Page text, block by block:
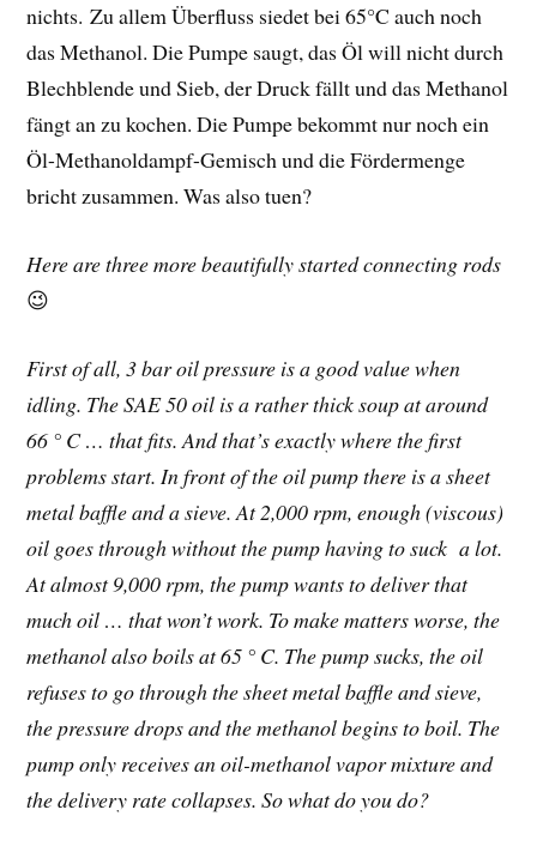
nichts. Zu allem Überfluss siedet bei 65°C auch noch
das Methanol. Die Pumpe saugt, das Öl will nicht durch
Blechblende und Sieb, der Druck fällt und das Methanol
fängt an zu kochen. Die Pumpe bekommt nur noch ein
Öl-Methanoldampf-Gemisch und die Fördermenge
bricht zusammen. Was also tuen?
Here are three more beautifully started connecting rods
😉
First of all, 3 bar oil pressure is a good value when
idling. The SAE 50 oil is a rather thick soup at around
66 ° C … that fits. And that’s exactly where the first
problems start. In front of the oil pump there is a sheet
metal baffle and a sieve. At 2,000 rpm, enough (viscous)
oil goes through without the pump having to suck a lot.
At almost 9,000 rpm, the pump wants to deliver that
much oil … that won’t work. To make matters worse, the
methanol also boils at 65 ° C. The pump sucks, the oil
refuses to go through the sheet metal baffle and sieve,
the pressure drops and the methanol begins to boil. The
pump only receives an oil-methanol vapor mixture and
the delivery rate collapses. So what do you do?